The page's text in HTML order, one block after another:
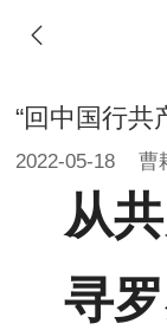
“回中国行共
2022-05-18 曹
从
寻